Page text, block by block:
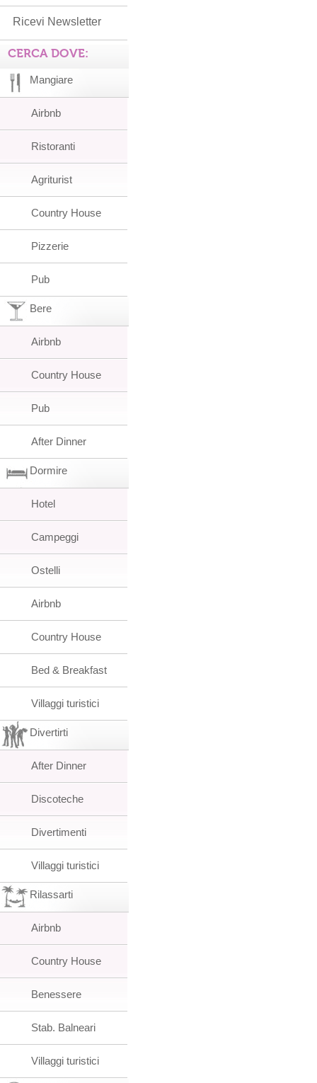
Ricevi Newsletter
CERCA DOVE:
Mangiare
Airbnb
Ristoranti
Agriturist
Country House
Pizzerie
Pub
Bere
Airbnb
Country House
Pub
After Dinner
Dormire
Hotel
Campeggi
Ostelli
Airbnb
Country House
Bed & Breakfast
Villaggi turistici
Divertirti
After Dinner
Discoteche
Divertimenti
Villaggi turistici
Rilassarti
Airbnb
Country House
Benessere
Stab. Balneari
Villaggi turistici